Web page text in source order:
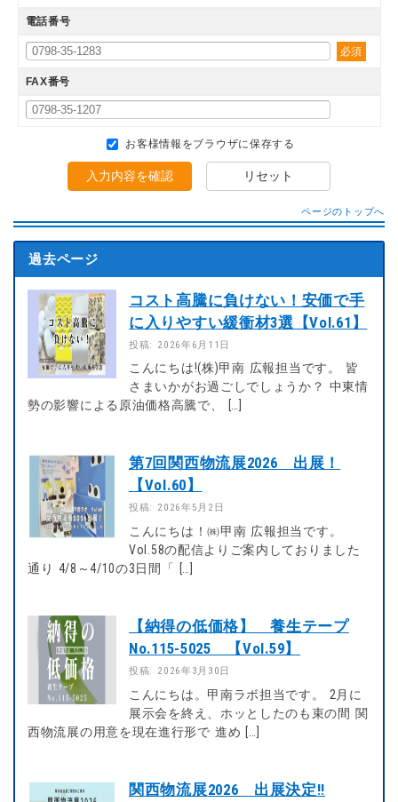
電話番号
必須
FAX番号
お客様情報をブラウザに保存する
入力内容を確認 リセット
ページのトップへ
過去ページ
コスト高騰に負けない！安価で手
に入りやすい緩衝材3選【Vol.61】
投稿: 2026年6月11日
こんにちは!(株)甲南 広報担当です。 皆
さまいかがお過ごしでしょうか？ 中東情
勢の影響による原油価格高騰で、 […]
第7回関西物流展2026 出展！
【Vol.60】
投稿: 2026年5月2日
こんにちは！㈱甲南 広報担当です。
Vol.58の配信よりご案内しておりました
通り 4/8～4/10の3日間「 […]
【納得の低価格】 養生テープ
No.115-5025 【Vol.59】
投稿: 2026年3月30日
こんにちは。甲南ラボ担当です。 2月に
展示会を終え、ホッとしたのも束の間 関
西物流展の用意を現在進行形で 進め […]
関西物流展2026 出展決定!!